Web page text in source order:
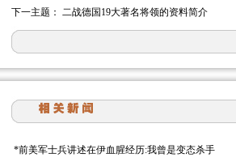
下一主题： 二战德国19大著名将领的资料简介
*前美军士兵讲述在伊血腥经历:我曾是变态杀手